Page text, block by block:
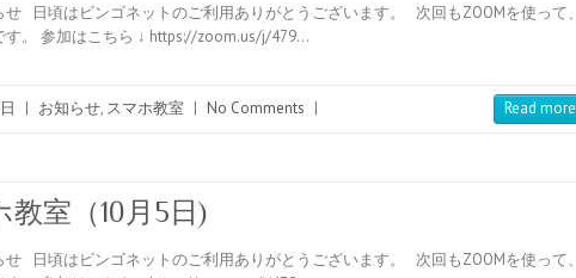
せ 日頃はビンゴネットのご利用ありがとうございます。 次回もZOOMを使って、
す。 参加はこちら ↓ https://zoom.us/j/479…
| お知らせ, スマホ教室 | No Comments | Read more
室（10月5日)
せ 日頃はビンゴネットのご利用ありがとうございます。 次回もZOOMを使って、